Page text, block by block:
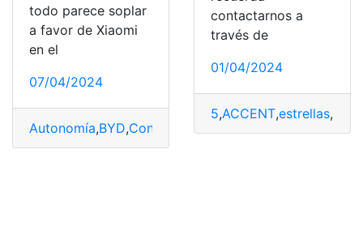
todo parece soplar
a favor de Xiaomi
en el
07/04/2024
Autonomía,BYD,Condiciones
contactarnos a
través de
01/04/2024
5,ACCENT,estrellas,